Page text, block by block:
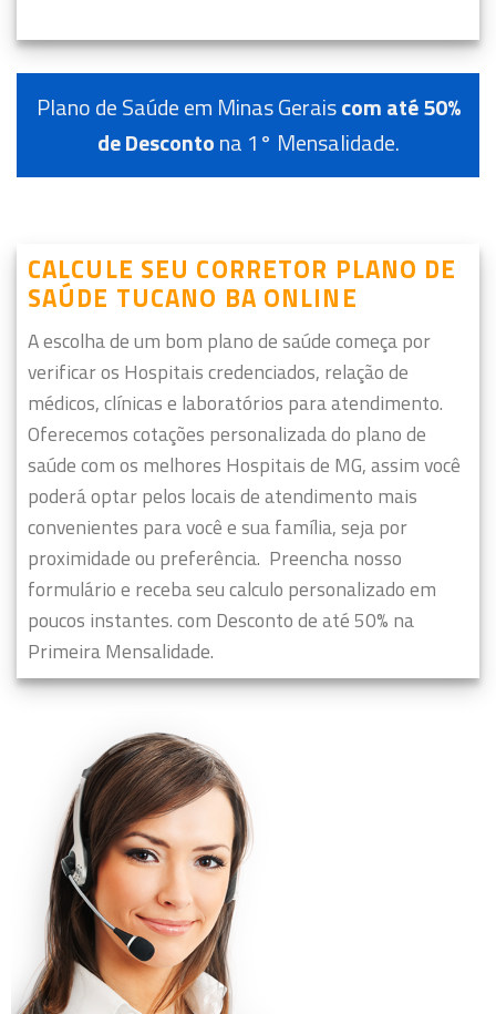
Plano de Saúde em Minas Geraiscom até 50%
de Descontona 1° Mensalidade.
CALCULE SEU CORRETOR PLANO DE
SAÚDE TUCANO BA ONLINE
A escolha de um bom plano de saúde começa por
verificar os Hospitais credenciados, relação de
médicos, clínicas e laboratórios para atendimento.
Oferecemos cotações personalizada do plano de
saúde com os melhores Hospitais de MG, assim você
poderá optar pelos locais de atendimento mais
convenientes para você e sua família, seja por
proximidade ou preferência. Preencha nosso
formulário e receba seu calculo personalizado em
poucos instantes. com Desconto de até 50% na
Primeira Mensalidade.